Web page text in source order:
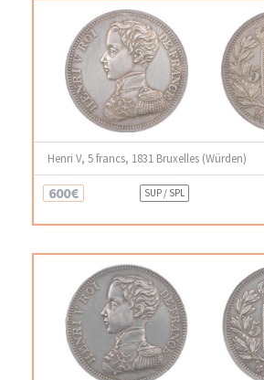
Henri V, 5 francs, 1831 Bruxelles (Würden)
600€ SUP / SPL